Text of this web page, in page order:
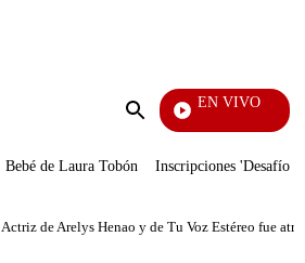
Enviar
EN VIVO
Entre
Bebé de Laura Tobón Inscripciones 'Desafío'
Actriz de Arelys Henao y de Tu Voz Estéreo fue